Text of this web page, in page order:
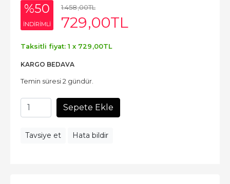
%50
INDIRIMLI
1.458,00TL
729,00TL
Taksitli fiyat: 1 x 729 ,00TL
KARGO BEDAVA
Temin süresi 2 gündür.
Sepete Ekle
Tavsiye et Hata bildir